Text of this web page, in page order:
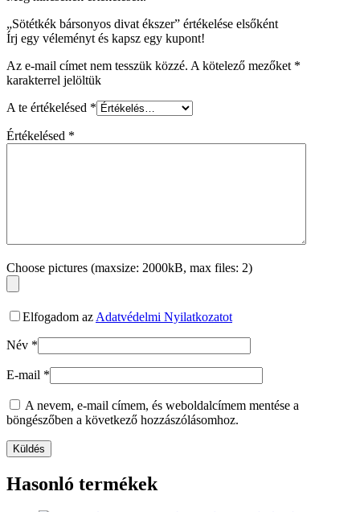
„Sötétkék bársonyos divat ékszer” értékelése elsőként
Írj egy véleményt és kapsz egy kupont!
Az e-mail címet nem tesszük közzé. A kötelező mezőket *
karakterrel jelöltük
A te értékelésed *
Értékelésed *
Choose pictures (maxsize: 2000kB, max files: 2)
Elfogadom az Adatvédelmi Nyilatkozatot
Név *
E-mail *
A nevem, e-mail címem, és weboldalcímem mentése a
böngészőben a következő hozzászólásomhoz.
Hasonló termékek